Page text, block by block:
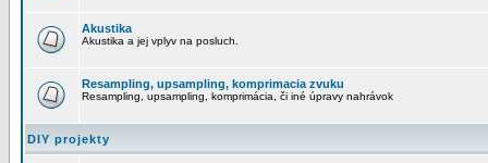
Akustika
Akustika a jej vplyv na posluch.
Resampling, upsampling, komprimacia zvuku
Resampling, upsampling, komprimácia, či iné úpravy nahrávok
DIY projekty